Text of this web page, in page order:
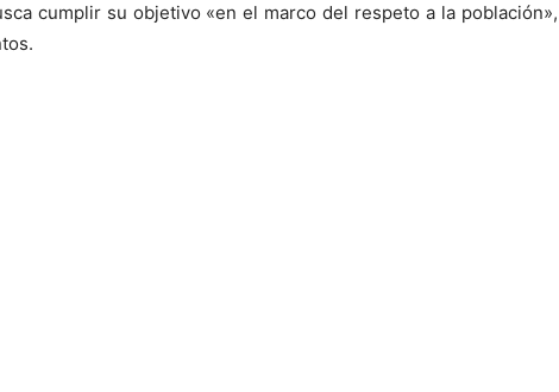
cumplir su objetivo «en el marco del respeto a la población»,